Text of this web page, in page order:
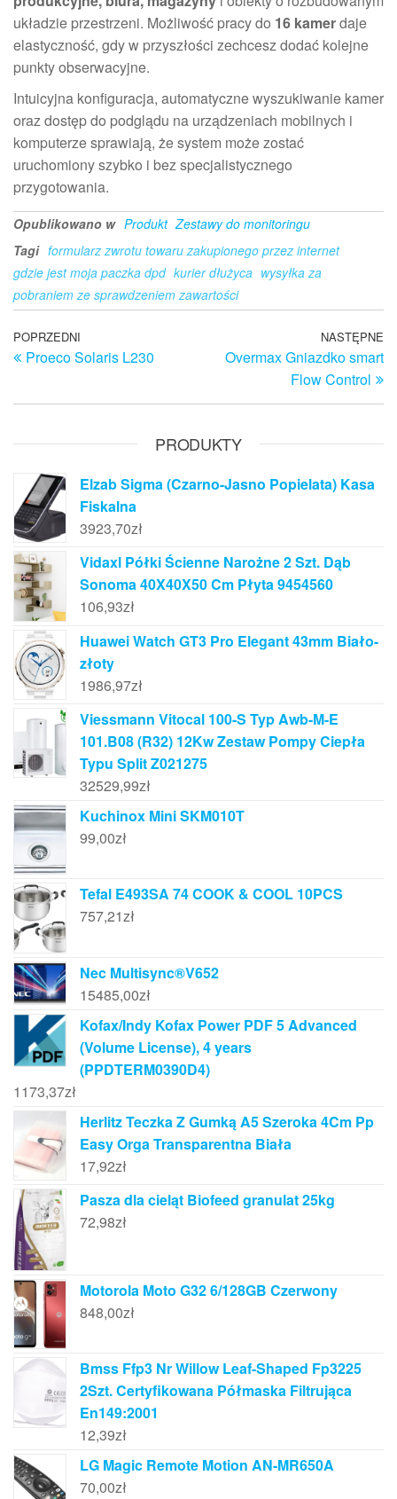
układzie przestrzeni. Możliwość pracy do 16 kamerdaje
elastyczność, gdy w przyszłości zechcesz dodać kolejne
punkty obserwacyjne.
Intuicyjna konfiguracja, automatyczne wyszukiwanie kamer
oraz dostęp do podglądu na urządzeniach mobilnych i
komputerze sprawiają, że system może zostać
uruchomiony szybko i bez specjalistycznego
przygotowania.
Opublikowano w Produkt Zestawy do monitoringu
Tagi formularz zwrotu towaru zakupionego przez internet
gdzie jest moja paczka dpd kurier dłużyca wysyłka za
pobraniem ze sprawdzeniem zawartości
Nawigacja
wpisu
Poprzedni
wpis
POPRZEDNI
Proeco Solaris L230
NASTĘPNE
Overmax Gniazdko smart
Flow Control
PRODUKTY
Elzab Sigma (Czarno-Jasno Popielata) Kasa
Fiskalna
3923,70zł
Vidaxl Półki Ścienne Narożne 2 Szt. Dąb
Sonoma 40X40X50 Cm Płyta 9454560
106,93zł
Huawei Watch GT3 Pro Elegant 43mm Biało-
złoty
1986,97zł
Viessmann Vitocal 100-S Typ Awb-M-E
101.B08 (R32) 12Kw Zestaw Pompy Ciepła
Typu Split Z021275
32529,99zł
Kuchinox Mini SKM010T
99,00zł
Tefal E493SA 74 COOK & COOL 10PCS
757,21zł
Nec Multisync®V652
15485,00zł
Kofax/Indy Kofax Power PDF 5 Advanced
(Volume License), 4 years
(PPDTERM0390D4)
1173,37zł
Herlitz Teczka Z Gumką A5 Szeroka 4Cm Pp
Easy Orga Transparentna Biała
17,92zł
Pasza dla cieląt Biofeed granulat 25kg
72,98zł
Motorola Moto G32 6/128GB Czerwony
848,00zł
Bmss Ffp3 Nr Willow Leaf-Shaped Fp3225
2Szt. Certyfikowana Półmaska Filtrująca
En149:2001
12,39zł
LG Magic Remote Motion AN-MR650A
70,00zł